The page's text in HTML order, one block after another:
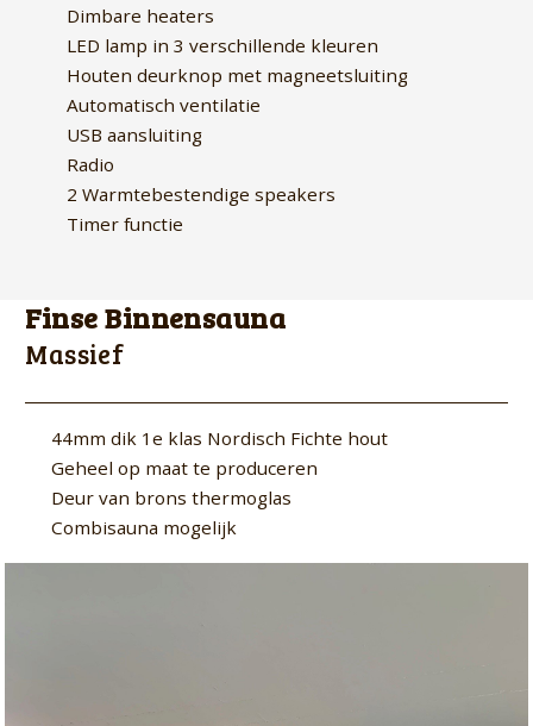
Dimbare heaters
LED lamp in 3 verschillende kleuren
Houten deurknop met magneetsluiting
Automatisch ventilatie
USB aansluiting
Radio
2 Warmtebestendige speakers
Timer functie
Finse Binnensauna
Massief
44mm dik 1e klas Nordisch Fichte hout
Geheel op maat te produceren
Deur van brons thermoglas
Combisauna mogelijk